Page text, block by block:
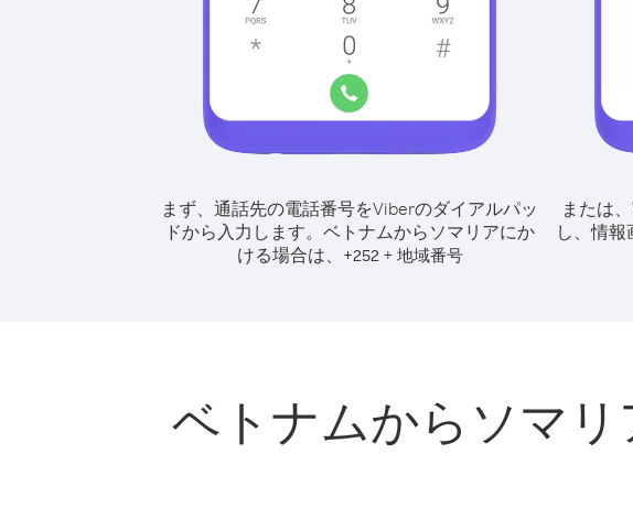
まず、通話先の電話番号をViberのダイアルパッ
ドから入力します。 ベトナムからソマリアにか
ける場合は、
+252+ 地域番号
または
し、情報
ベトナムからソマ